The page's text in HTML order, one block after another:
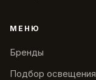
МЕНЮ
Бренды
Подбор освещения